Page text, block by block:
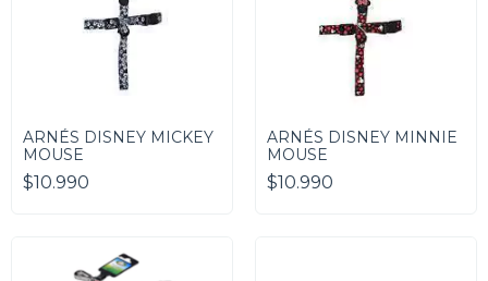
ARNÉS DISNEY MICKEY
MOUSE
$10.990
ARNÉS DISNEY MINNIE
MOUSE
$10.990